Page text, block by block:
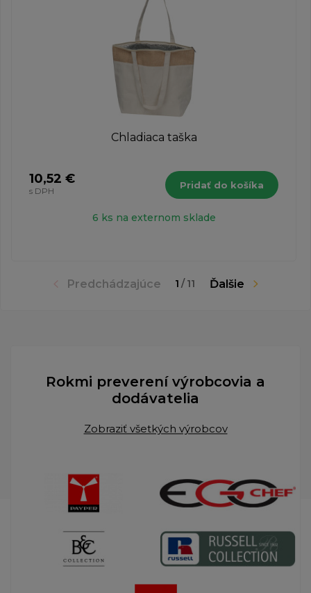
Predchádzajúce 1 / 11 Ďalšie
Chladiaca taška
10,52 €
s DPH
Pridať do košíka
6 ks na externom sklade
Rokmi preverení výrobcovia a
dodávatelia
Zobraziť všetkých výrobcov